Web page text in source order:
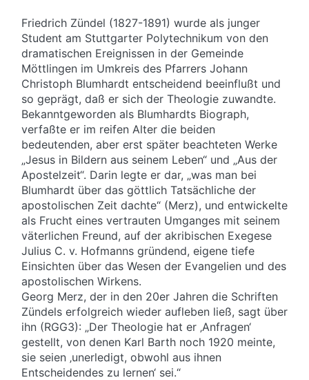
Friedrich Zündel (1827-1891) wurde als junger
Student am Stuttgarter Polytechnikum von den
dramatischen Ereignissen in der Gemeinde
Möttlingen im Umkreis des Pfarrers Johann
Christoph Blumhardt entscheidend beeinflußt und
so geprägt, daß er sich der Theologie zuwandte.
Bekanntgeworden als Blumhardts Biograph,
verfaßte er im reifen Alter die beiden
bedeutenden, aber erst später beachteten Werke
„Jesus in Bildern aus seinem Leben“ und „Aus der
Apostelzeit“. Darin legte er dar, „was man bei
Blumhardt über das göttlich Tatsächliche der
apostolischen Zeit dachte“ (Merz), und entwickelte
als Frucht eines vertrauten Umganges mit seinem
väterlichen Freund, auf der akribischen Exegese
Julius C. v. Hofmanns gründend, eigene tiefe
Einsichten über das Wesen der Evangelien und des
apostolischen Wirkens.
Georg Merz, der in den 20er Jahren die Schriften
Zündels erfolgreich wieder aufleben ließ, sagt über
ihn (RGG3): „Der Theologie hat er ‚Anfragen‘
gestellt, von denen Karl Barth noch 1920 meinte,
sie seien ‚unerledigt, obwohl aus ihnen
Entscheidendes zu lernen‘ sei.“